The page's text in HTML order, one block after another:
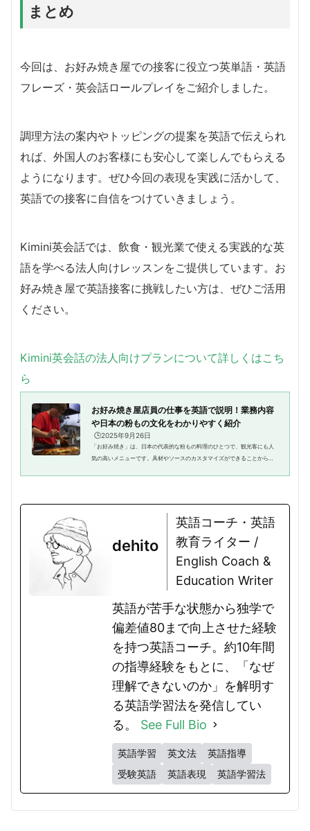
まとめ
今回は、お好み焼き屋での接客に役立つ英単語・英語
フレーズ・英会話ロールプレイをご紹介しました。
調理方法の案内やトッピングの提案を英語で伝えられ
れば、外国人のお客様にも安心して楽しんでもらえる
ようになります。ぜひ今回の表現を実践に活かして、
英語での接客に自信をつけていきましょう。
Kimini英会話では、飲食・観光業で使える実践的な英
語を学べる法人向けレッスンをご提供しています。お
好み焼き屋で英語接客に挑戦したい方は、ぜひご活用
ください。
Kimini英会話の法人向けプランについて詳しくはこち
ら
お好み焼き屋店員の仕事を英語で説明！業務内容
や日本の粉もの文化をわかりやすく紹介
🕒️2025年9月26日
「お好み焼き」は、日本の代表的な粉もの料理のひとつで、観光客にも人
気の高いメニューです。具材やソースのカスタマイズができることから、“J
dehito
英語コーチ・英語
教育ライター /
English Coach &
Education Writer
英語が苦手な状態から独学で
偏差値80まで向上させた経験
を持つ英語コーチ。約10年間
の指導経験をもとに、「なぜ
理解できないのか」を解明す
る英語学習法を発信してい
る。 See Full Bio
英語学習 英文法
英語指導
受験英語
英語表現 英語学習法